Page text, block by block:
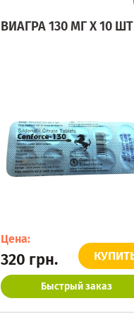
ВИАГРА 130 МГ X 10 ШТ
Цена:
320 грн.
Быстрый заказ